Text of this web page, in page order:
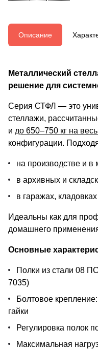
Описание
Металлический
решение для
Серия СТФЛ — это
стеллажи,
и до 650–750 кг на
конфигурации.
на производстве и в
в архивных и
в гаражах,
Идеальны как для
домашнего
Основные
Полки из стали 08
7035)
Болтовое
гайки
Регулировка полок
Максимальная